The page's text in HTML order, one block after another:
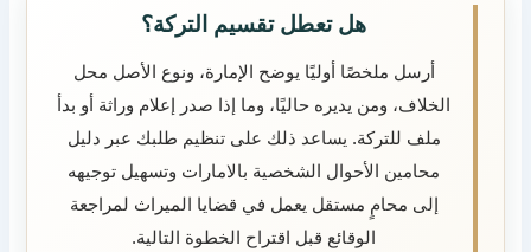
هل تعطل تقسيم التركة؟
أرسل ملخصًا أوليًا يوضح الإمارة، ونوع الأصل محل
الخلاف، ومن يديره حاليًا، وما إذا صدر إعلام وراثة أو بدأ
ملف للتركة. يساعد ذلك على تنظيم طلبك عبر دليل
محامين الأحوال الشخصية بالامارات وتسهيل توجيهه
إلى محامٍ مستقل يعمل في قضايا الميراث لمراجعة
الوقائع قبل اقتراح الخطوة التالية.